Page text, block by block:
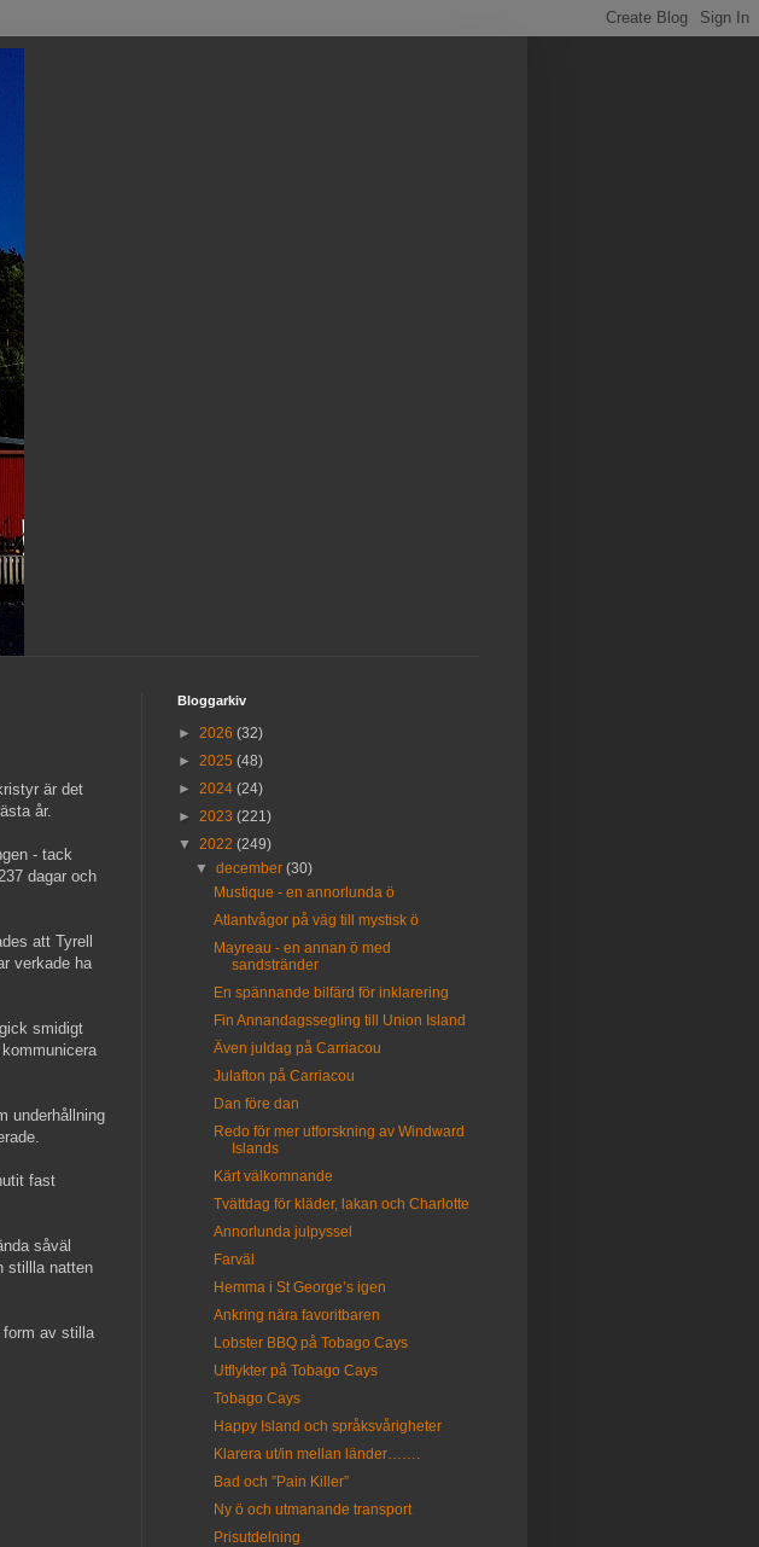
är det
år.
- tack
dagar och
att Tyrell
verkade ha
smidigt
underhållning
fast
såväl
stillla natten
form av stilla
Bloggarkiv
► 2026 (32)
► 2025 (48)
► 2024 (24)
► 2023 (221)
▼ 2022 (249)
▼december(30)
Mustique - en annorlunda ö
Atlantvågor på väg till mystisk ö
Mayreau - en annan ö med
sandstränder
En spännande bilfärd för inklarering
Fin Annandagssegling till Union Island
Även juldag på Carriacou
Julafton på Carriacou
Dan före dan
Redo för mer utforskning av Windward
Islands
Kärt välkomnande
Tvättdag för kläder, lakan och Charlotte
Annorlunda julpyssel
Farväl
Hemma i St George’s igen
Ankring nära favoritbaren
Lobster BBQ på Tobago Cays
Utflykter på Tobago Cays
Tobago Cays
Happy Island och språksvårigheter
Klarera ut/in mellan länder…….
Bad och ”Pain Killer”
Ny ö och utmanande transport
Prisutdelning